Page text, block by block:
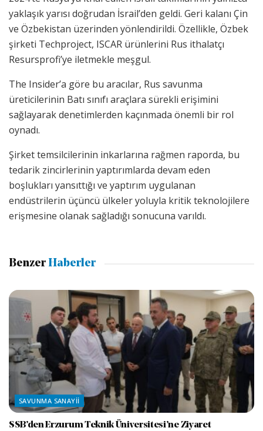
yaklaşık yarısı doğrudan İsrail’den geldi. Geri kalanı Çin
ve Özbekistan üzerinden yönlendirildi. Özellikle, Özbek
şirketi Techproject, ISCAR ürünlerini Rus ithalatçı
Resursprofi’ye iletmekle meşgul.
The Insider’a göre bu aracılar, Rus savunma
üreticilerinin Batı sınıfı araçlara sürekli erişimini
sağlayarak denetimlerden kaçınmada önemli bir rol
oynadı.
Şirket temsilcilerinin inkarlarına rağmen raporda, bu
tedarik zincirlerinin yaptırımlarda devam eden
boşlukları yansıttığı ve yaptırım uygulanan
endüstrilerin üçüncü ülkeler yoluyla kritik teknolojilere
erişmesine olanak sağladığı sonucuna varıldı.
Benzer Haberler
SAVUNMA SANAYII
SSB’den Erzurum Teknik Üniversitesi’ne Ziyaret